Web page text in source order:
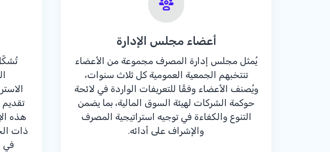
أعضاء مجلس الإدارة
يُمثل مجلس إدارة المصرف مجموعة من الأعضاء
تنتخبهم الجمعية العمومية كل ثلاث سنوات،
ويُصنف الأعضاء وفقًا للتعريفات الواردة في لائحة
حوكمة الشركات لهيئة السوق المالية، بما يضمن
التنوع والكفاءة في توجيه استراتيجية المصرف
والإشراف على أدائه.
هذه
ذات
في